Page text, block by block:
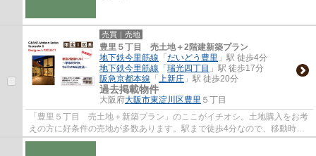
売買｜売地
豊里５丁目 売土地＋2階建新築プラン
地下鉄今里筋線 「 だいどう豊里 」駅 徒歩4分
地下鉄今里筋線 「 瑞光四丁目 」駅 徒歩17分
阪急京都本線 「 上新庄 」駅 徒歩20分
過去掲載物件
大阪府大阪市東淀川区豊里 ５丁目
「豊里５丁目 売土地＋新築プラン」のここがイチオシ。土地購入をお考
えの方に好条件の売地が多数あります。駅まで徒歩4分なので、移動時間
を短縮できます。イチオシの土地面積89.21...